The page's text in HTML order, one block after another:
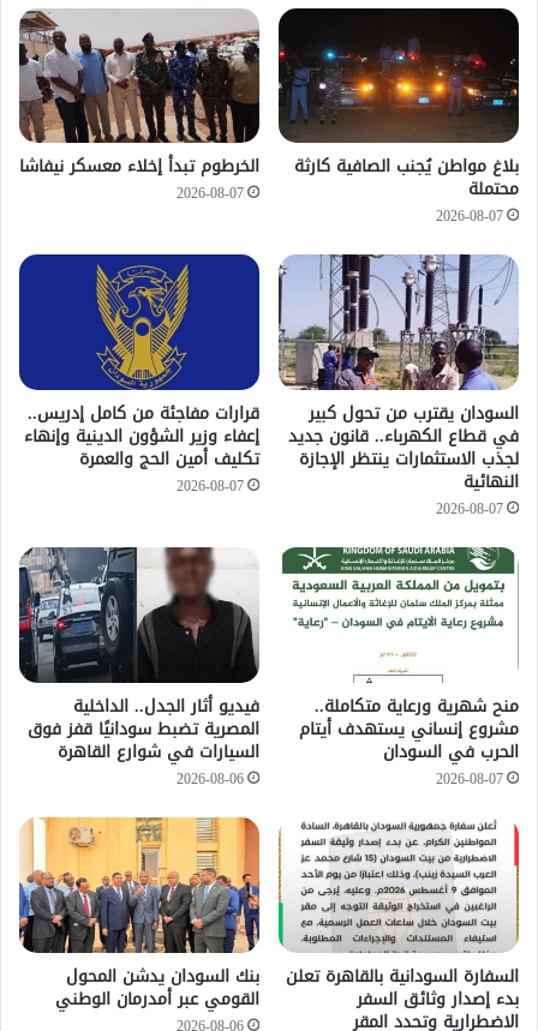
بلاغ مواطن يُجنب الصافية كارثة
محتملة
2026-08-07
الخرطوم تبدأ إخلاء معسكر نيفاشا
2026-08-07
السودان يقترب من تحول كبير
في قطاع الكهرباء.. قانون جديد
لجذب الاستثمارات ينتظر الإجازة
النهائية
2026-08-07
قرارات مفاجئة من كامل إدريس..
إعفاء وزير الشؤون الدينية وإنهاء
تكليف أمين الحج والعمرة
2026-08-07
منح شهرية ورعاية متكاملة..
مشروع إنساني يستهدف أيتام
الحرب في السودان
2026-08-07
فيديو أثار الجدل.. الداخلية
المصرية تضبط سودانيًا قفز فوق
السيارات في شوارع القاهرة
2026-08-06
السفارة السودانية بالقاهرة تعلن
بدء إصدار وثائق السفر
الاضطرارية وتحدد المقر
بنك السودان يدشن المحول
القومي عبر أمدرمان الوطني